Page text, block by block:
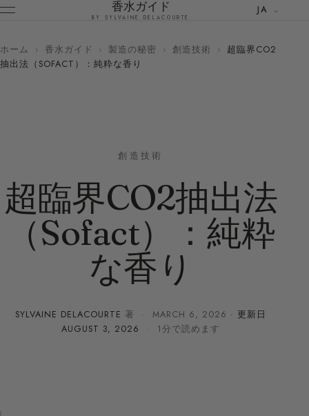
香水ガイド
BY SYLVAINE DELACOURTE
JA
ホーム › 香水ガイド › 製造の秘密 › 創造技術 ›
超臨界CO2
抽出法（SOFACT）：純粋な香り
創造技術
超臨界CO2抽出法
（Sofact）：純粋
な香り
SYLVAINE DELACOURTE 著 · MARCH 6, 2026 · 更新日
AUGUST 3, 2026
· 1分で読めます